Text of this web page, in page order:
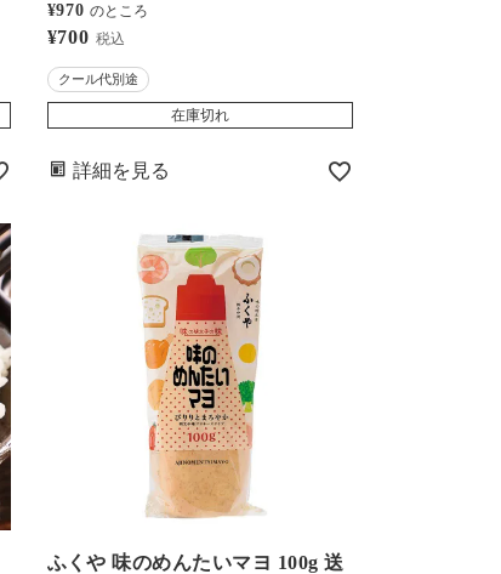
お取り寄せ グルメ 海鮮 魚介類 冷
¥970 のところ
¥700 税込
クール代別途
在庫切れ
詳細を見る
ふくや 味のめんたいマヨ 100g 送